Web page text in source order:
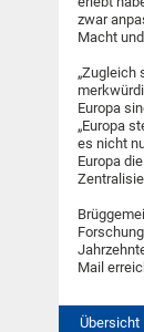
zwar
Macht
„Zugleich
Europa
„Europa
es nicht
Europa
Mail
Übersicht